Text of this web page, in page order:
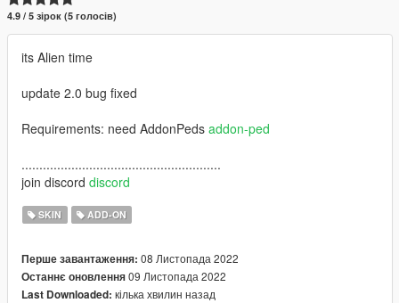
4.9 / 5 зірок (5 голосів)
its Alien time
update 2.0 bug fixed
Requirements: need AddonPeds addon-ped
........................................................
join discord discord
SKIN ADD-ON
Перше завантаження: 08 Листопада 2022
Останнє оновлення09 Листопада 2022
Last Downloaded: кілька хвилин назад